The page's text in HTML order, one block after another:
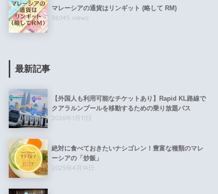
マレーシアの通貨はリンギット (略して RM)
38045 views
最新記事
【外国人も利用可能なチケットあり】Rapid KL路線で
クアラルンプールを移動するための乗り放題パス
2026年1月11日
絶対に食べておきたいナシゴレン！豊富な種類のマレ
ーシアの「炒飯」
2025年4月14日